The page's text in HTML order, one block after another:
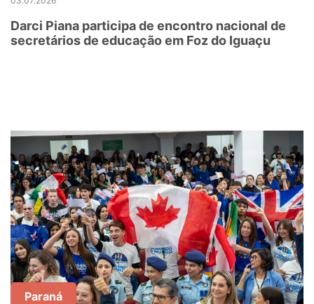
Darci Piana participa de encontro nacional de
secretários de educação em Foz do Iguaçu
Paraná